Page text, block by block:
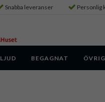
Snabba leveranser Personlig
LJUD BEGAGNAT